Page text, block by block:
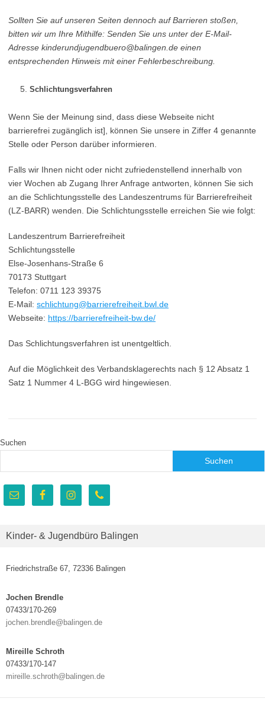
Sollten Sie auf unseren Seiten dennoch auf Barrieren stoßen,
bitten wir um Ihre Mithilfe: Senden Sie uns unter der E-Mail-
Adresse kinderundjugendbuero@balingen.de einen
entsprechenden Hinweis mit einer Fehlerbeschreibung.
Schlichtungsverfahren
Wenn Sie der Meinung sind, dass diese Webseite nicht
barrierefrei zugänglich ist], können Sie unsere in Ziffer 4 genannte
Stelle oder Person darüber informieren.
Falls wir Ihnen nicht oder nicht zufriedenstellend innerhalb von
vier Wochen ab Zugang Ihrer Anfrage antworten, können Sie sich
an die Schlichtungsstelle des Landeszentrums für Barrierefreiheit
(LZ-BARR) wenden. Die Schlichtungsstelle erreichen Sie wie folgt:
Landeszentrum Barrierefreiheit
Schlichtungsstelle
Else-Josenhans-Straße 6
70173 Stuttgart
Telefon: 0711 123 39375
E-Mail: schlichtung@barrierefreiheit.bwl.de
Webseite: https://barrierefreiheit-bw.de/
Das Schlichtungsverfahren ist unentgeltlich.
Auf die Möglichkeit des Verbandsklagerechts nach § 12 Absatz 1
Satz 1 Nummer 4 L-BGG wird hingewiesen.
Suchen
Suchen
Kinder- & Jugendbüro Balingen
Friedrichstraße 67, 72336 Balingen
Jochen Brendle
07433/170-269
jochen.brendle@balingen.de
Mireille Schroth
07433/170-147
mireille.schroth@balingen.de